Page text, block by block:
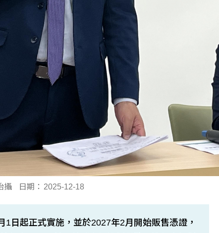
攝 日期： 2025-12-18
日起正式實施，並於2027年2月開始販售憑證，